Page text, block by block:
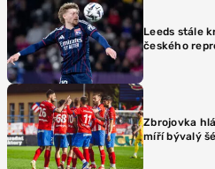
Leeds stále
českého
Zbrojovka
míří bývalý